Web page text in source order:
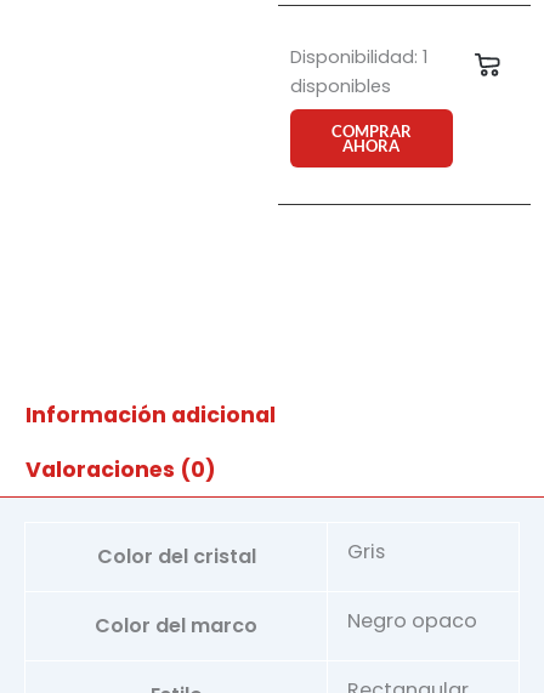
Disponibilidad: 1
disponibles
Anteojo
de
Mormaii
Barcelos
C1P
cantidad
COMPRAR
AHORA
Información adicional
Valoraciones (0)
Color del cristal Gris
Color del marco Negro opaco